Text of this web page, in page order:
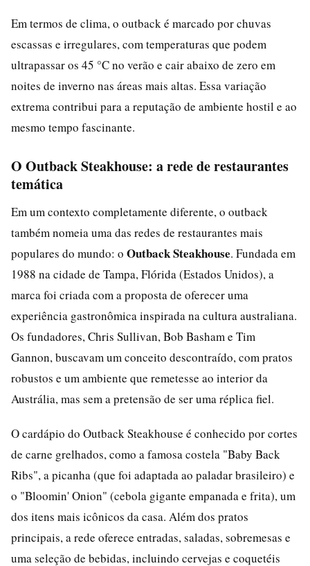
Em termos de clima, o outback é marcado por chuvas
escassas e irregulares, com temperaturas que podem
ultrapassar os 45 °C no verão e cair abaixo de zero em
noites de inverno nas áreas mais altas. Essa variação
extrema contribui para a reputação de ambiente hostil e ao
mesmo tempo fascinante.
O Outback Steakhouse: a rede de restaurantes
temática
Em um contexto completamente diferente, o outback
também nomeia uma das redes de restaurantes mais
populares do mundo: o Outback Steakhouse. Fundada em
1988 na cidade de Tampa, Flórida (Estados Unidos), a
marca foi criada com a proposta de oferecer uma
experiência gastronômica inspirada na cultura australiana.
Os fundadores, Chris Sullivan, Bob Basham e Tim
Gannon, buscavam um conceito descontraído, com pratos
robustos e um ambiente que remetesse ao interior da
Austrália, mas sem a pretensão de ser uma réplica fiel.
O cardápio do Outback Steakhouse é conhecido por cortes
de carne grelhados, como a famosa costela "Baby Back
Ribs", a picanha (que foi adaptada ao paladar brasileiro) e
o "Bloomin' Onion" (cebola gigante empanada e frita), um
dos itens mais icônicos da casa. Além dos pratos
principais, a rede oferece entradas, saladas, sobremesas e
uma seleção de bebidas, incluindo cervejas e coquetéis